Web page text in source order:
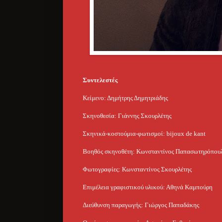
Συντελεστές
Κείμενο: Δημήτρης Δημητριάδης
Σκηνοθεσία: Γιάννης Σκουρλέτης
Σκηνικά-κοστούμια-φωτισμοί: bijoux de kant
Βοηθός σκηνοθέτη: Κωνσταντίνος
Φωτογραφίες: Κωνσταντίνος Σκουρλέτης
Επιμέλεια γραφιστικού υλικού: Αθηνά Καμπούρη
Διεύθυνση παραγωγής: Γιώργος Παπαδάκης